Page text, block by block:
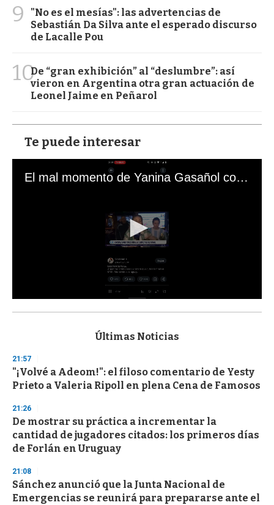
9
"No es el mesías": las advertencias de
Sebastián Da Silva ante el esperado discurso
de Lacalle Pou
10De “gran exhibición” al “deslumbre”: así
vieron en Argentina otra gran actuación de
Leonel Jaime en Peñarol
Te puede interesar
El mal momento de Yanina Gasañol con un hincha argentino en "Subrayado"
s
d
s
o
f
3
s
c
o
d
s
Últimas Noticias
21:57
"¡Volvé a Adeom!": el filoso comentario de Yesty
Prieto a Valeria Ripoll en plena Cena de Famosos
21:26
De mostrar su práctica a incrementar la
cantidad de jugadores citados: los primeros días
de Forlán en Uruguay
21:08
Sánchez anunció que la Junta Nacional de
Emergencias se reunirá para prepararse ante el